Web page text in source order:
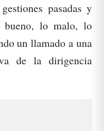
pasadas y
bueno, lo malo, lo
un llamado a una
de la dirigencia